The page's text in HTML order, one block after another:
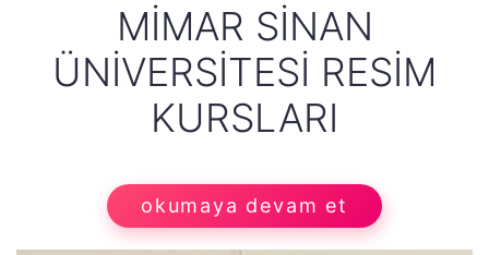
MIMAR SINAN
ÜNIVERSITESI RESIM
KURSLARI
okumaya devam et